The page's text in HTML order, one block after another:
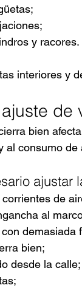
y racores.
interiores y
de
bien
al consumo
ajustar
de
al
demasiada
bien;
desde la calle;